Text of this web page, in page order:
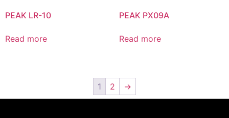
PEAK LR-10
Read more
PEAK PX09A
Read more
1 2 →